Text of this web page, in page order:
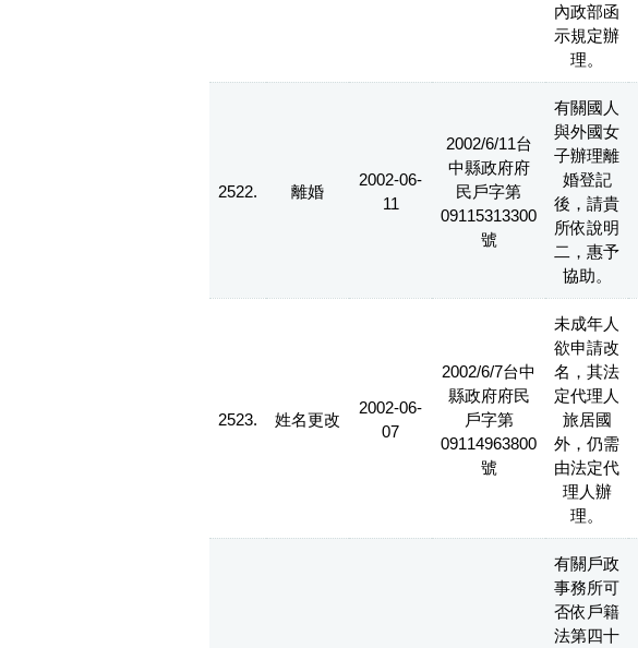
內政部函
示規定辦
理。
2522. 離婚
2002-06-
11
2002/6/11台
中縣政府府
民戶字第
09115313300
號
有關國人
與外國女
子辦理離
婚登記
後，請貴
所依說明
二，惠予
協助。
2523. 姓名更改
2002-06-
07
2002/6/7台中
縣政府府民
戶字第
09114963800
號
未成年人
欲申請改
名，其法
定代理人
旅居國
外，仍需
由法定代
理人辦
理。
有關戶政
事務所可
否依戶籍
法第四十